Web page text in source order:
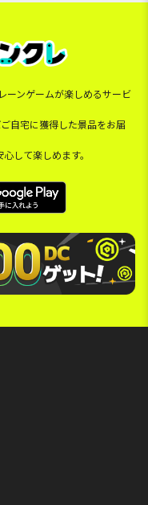
ーンゲームが楽しめるサービ
自宅に獲得した景品をお届
して楽しめます。